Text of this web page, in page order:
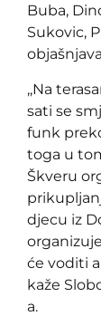
Buba,
Sukovic,
,,Na
sati se
funk
toga u
Škveru
djecu iz
će voditi
kaže
a.